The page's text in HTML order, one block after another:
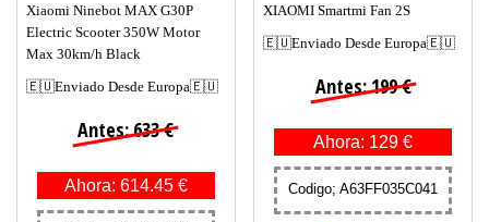
Xiaomi Ninebot MAX G30P
Electric Scooter 350W Motor
Max 30km/h Black
🇪🇺Enviado Desde Europa🇪🇺
Antes: 633 €
Ahora: 614.45 €
XIAOMI Smartmi Fan 2S
🇪🇺Enviado Desde Europa🇪🇺
Antes: 199 €
Ahora: 129 €
Codigo; A63FF035C041